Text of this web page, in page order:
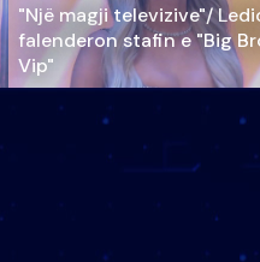
"Një magji televizive"/
falenderon stafin e "Big
Vip"